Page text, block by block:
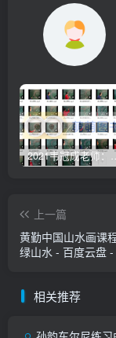
2021韦冠成老师：韦氏
上一篇
黄勤中国山水画课
绿山水 - 百度云盘
相关推荐